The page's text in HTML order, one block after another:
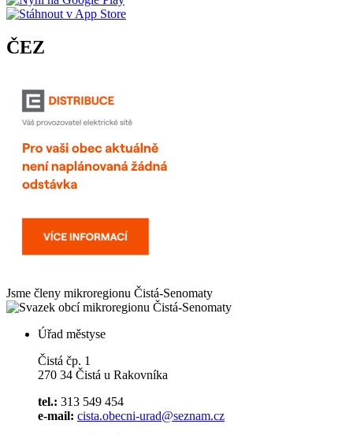
ČEZ
Jsme členy mikroregionu Čistá-Senomaty
Úřad městyse
Čistá čp. 1
270 34 Čistá u Rakovníka
tel.: 313 549 454
e-mail: cista.obecni-urad@seznam.cz